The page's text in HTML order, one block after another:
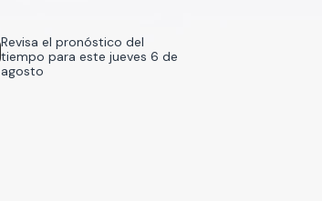
Revisa el pronóstico del
tiempo para este jueves 6 de
agosto